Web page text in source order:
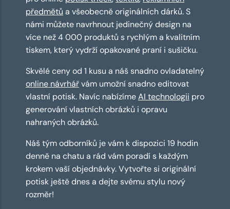
předmětů a všeobecně originálních dárků. S
námi můžete navrhnout jedinečný design na
více než 4 000 produktů s rychlým a kvalitním
tiskem, který vydrží opakované praní i sušičku.
Skvělé ceny od 1 kusu a náš snadno ovladatelný
online návrhářvám umožní snadno editovat
vlastní potisk. Navíc nabízímeAI technologii pro
generování vlastních obrázků i opravu
nahraných obrázků.
Náš tým odborníků je vám k dispozici 19 hodin
denně na chatu a rád vám poradí s každým
krokem vaší objednávky. Vytvořte si originální
potisk ještě dnes a dejte svému stylu nový
rozměr!